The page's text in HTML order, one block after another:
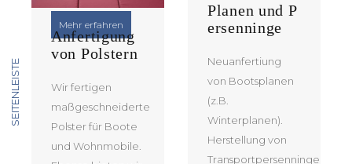
SEITENLEISTE
Mehr erfahren “Reparatur von Kites und Windsurfegel”
Anfertigung
von Polstern
Wir fertigen
maßgeschneiderte
Polster für Boote
und Wohnmobile.
Planen und P
ersenninge
Neuanfertiung
von Bootsplanen
(z.B.
Winterplanen).
Herstellung von
Transportpersenninge